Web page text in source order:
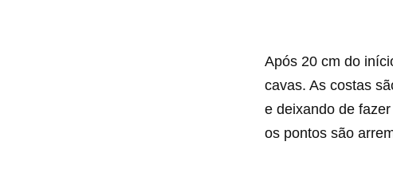
Após 20 cm do
cavas. As costas
e deixando de
os pontos são